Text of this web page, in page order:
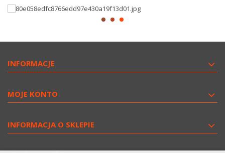
INFORMACJE
MOJE KONTO
INFORMACJA O SKLEPIE